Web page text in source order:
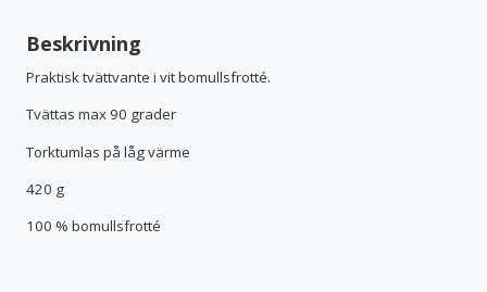
Beskrivning
Praktisk tvättvante i vit bomullsfrotté.
Tvättas max 90 grader
Torktumlas på låg värme
420 g
100 % bomullsfrotté